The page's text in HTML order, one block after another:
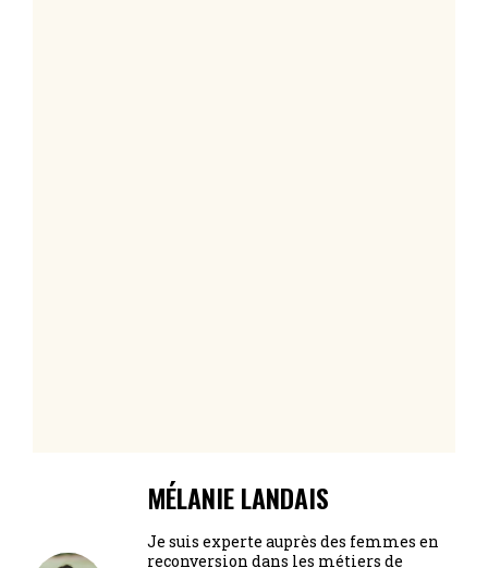
MÉLANIE LANDAIS
Je suis experte auprès des femmes en
reconversion dans les métiers de